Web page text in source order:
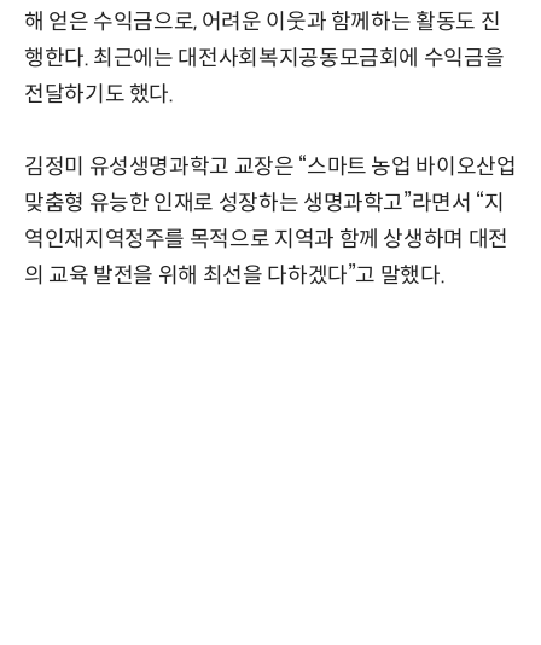
해 얻은 수익금으로, 어려운 이웃과 함께하는 활동도 진
행한다. 최근에는 대전사회복지공동모금회에 수익금을
전달하기도 했다.
김정미 유성생명과학고 교장은 “스마트 농업 바이오산업
맞춤형 유능한 인재로 성장하는 생명과학고”라면서 “지
역인재지역정주를 목적으로 지역과 함께 상생하며 대전
의 교육 발전을 위해 최선을 다하겠다”고 말했다.